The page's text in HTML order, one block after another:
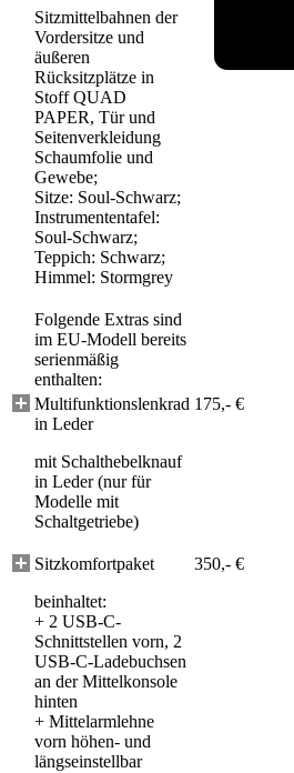
Sitzmittelbahnen der
Vordersitze und
äußeren
Rücksitzplätze in
Stoff QUAD
PAPER, Tür und
Seitenverkleidung
Schaumfolie und
Gewebe;
Sitze: Soul-Schwarz;
Instrumententafel:
Soul-Schwarz;
Teppich: Schwarz;
Himmel: Stormgrey
Folgende Extras sind
im EU-Modell bereits
serienmäßig
enthalten:
Multifunktionslenkrad
in Leder
mit Schalthebelknauf
in Leder (nur für
Modelle mit
Schaltgetriebe)
175,- €
Sitzkomfortpaket
beinhaltet:
+ 2 USB-C-
Schnittstellen vorn, 2
USB-C-Ladebuchsen
an der Mittelkonsole
hinten
+ Mittelarmlehne
vorn höhen- und
längseinstellbar
350,- €